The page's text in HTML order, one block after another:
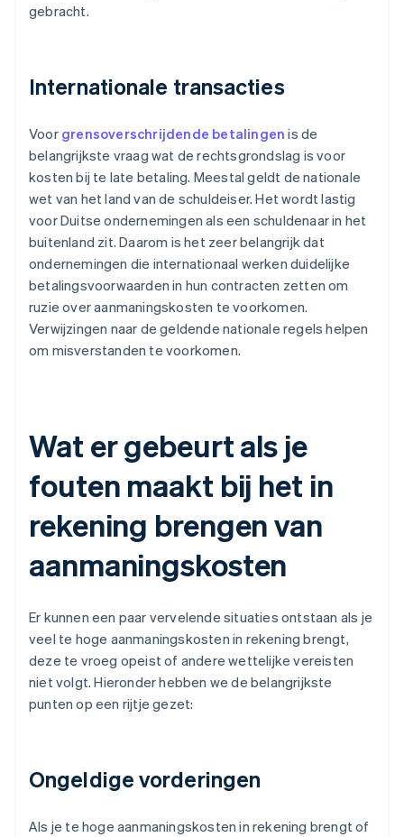
gebracht.
Internationale transacties
Voor grensoverschrijdende betalingen is de
belangrijkste vraag wat de rechtsgrondslag is voor
kosten bij te late betaling. Meestal geldt de nationale
wet van het land van de schuldeiser. Het wordt lastig
voor Duitse ondernemingen als een schuldenaar in het
buitenland zit. Daarom is het zeer belangrijk dat
ondernemingen die internationaal werken duidelijke
betalingsvoorwaarden in hun contracten zetten om
ruzie over aanmaningskosten te voorkomen.
Verwijzingen naar de geldende nationale regels helpen
om misverstanden te voorkomen.
Wat er gebeurt als je
fouten maakt bij het in
rekening brengen van
aanmaningskosten
Er kunnen een paar vervelende situaties ontstaan als je
veel te hoge aanmaningskosten in rekening brengt,
deze te vroeg opeist of andere wettelijke vereisten
niet volgt. Hieronder hebben we de belangrijkste
punten op een rijtje gezet:
Ongeldige vorderingen
Als je te hoge aanmaningskosten in rekening brengt of